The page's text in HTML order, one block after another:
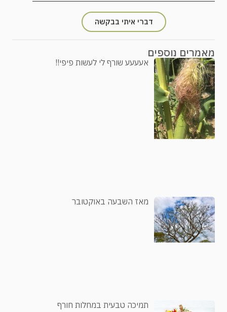
דברי איתי בבקשה
מאמרים נוספים
אעעעע שורף לי לעשות פיפי!!
מאז השבעה באוקטובר
תמיכה טבעית במחלות חורף